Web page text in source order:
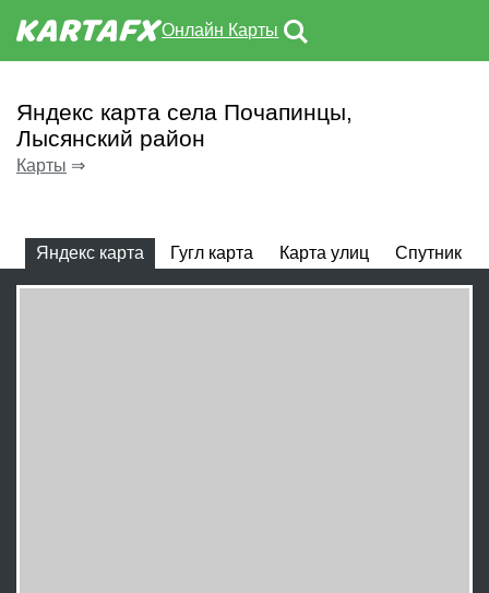
Онлайн Карты
Яндекс карта села Почапинцы,
Лысянский район
Карты ⇒
Яндекс карта Гугл карта Карта улиц Спутник